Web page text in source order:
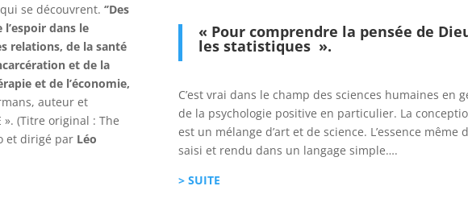
qui se découvrent.‘’Des
dans le
relations, de la santé
et de la
et de l’économie,
auteur et
». (Titre original : The
et dirigé par Léo
« Pour comprendre la pensée de
les statistiques ».
C’est vrai dans le champ des sciences humaines en
de la psychologie positive en particulier. La
est un mélange d’art et de science. L’essence même
saisi et rendu dans un langage simple….
> SUITE